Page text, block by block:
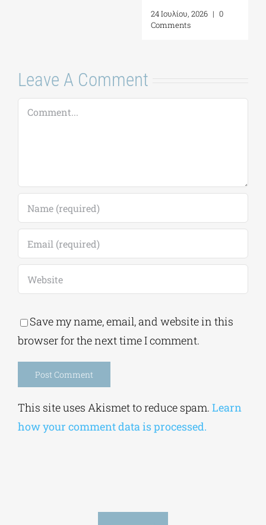
24 Ιουλίου, 2026 | 0
Comments
Leave A Comment
Comment
Save my name, email, and website in this
browser for the next time I comment.
This site uses Akismet to reduce spam. Learn
how your comment data is processed.